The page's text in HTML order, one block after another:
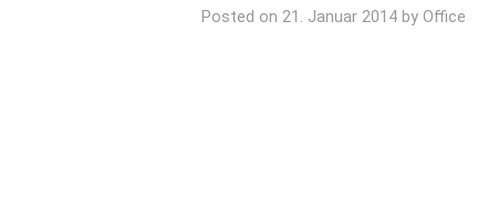
Posted on 21. Januar 2014 by Office